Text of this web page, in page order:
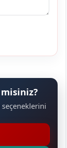
seçeneklerini